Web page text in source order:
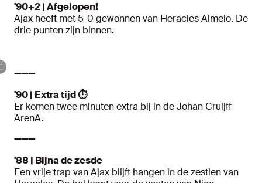
'90+2 | Afgelopen!
Ajax heeft met 5-0 gewonnen van Heracles Almelo. De
drie punten zijn binnen.
➖➖➖
'90 | Extra tijd ⏱️
Er komen twee minuten extra bij in de Johan Cruijff
ArenA.
➖➖➖
'88 | Bijna de zesde
Een vrije trap van Ajax blijft hangen in de zestien van